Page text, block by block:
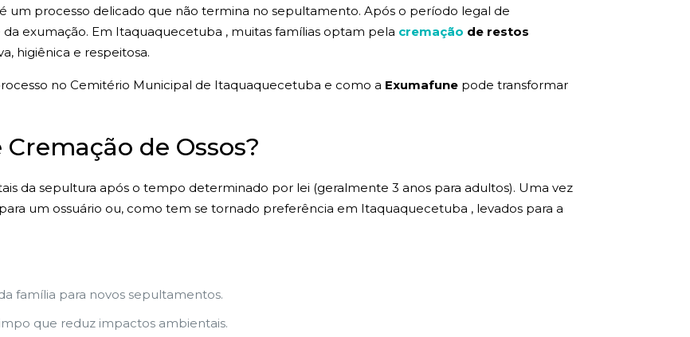
um processo delicado que não termina no sepultamento. Após o período legal de
exumação. Em Itaquaquecetuba , muitas famílias optam pela cremação de restos
higiênica e respeitosa.
no Cemitério Municipal de Itaquaquecetuba e como a Exumafunepode transformar
de Ossos?
da sepultura após o tempo determinado por lei (geralmente 3 anos para adultos). Uma vez
um ossuário ou, como tem se tornado preferência em Itaquaquecetuba , levados para a
família para novos sepultamentos.
que reduz impactos ambientais.